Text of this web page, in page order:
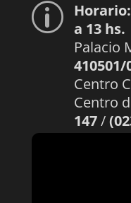
p Horario:
a 13 hs.
Palacio
410501/
Centro
Centro
147/